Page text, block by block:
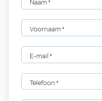
Naam*
Voornaam*
E-mail*
Telefoon*